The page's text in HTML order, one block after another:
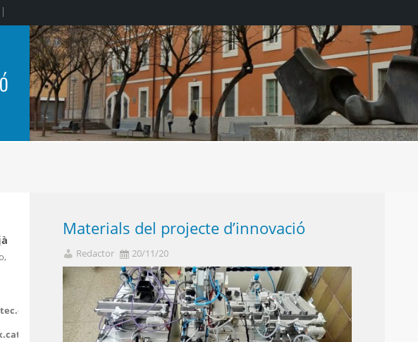
Materials del projecte d’innovació
Redactor 20/11/20